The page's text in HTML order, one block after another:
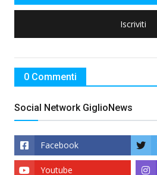
Iscriviti
0 Commenti
Social Network GiglioNews
Facebook
Youtube